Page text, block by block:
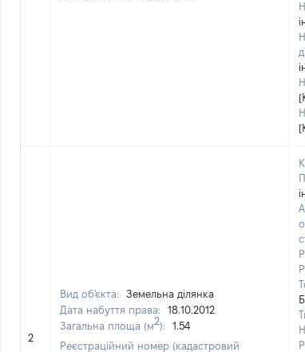
2
Вид об'єкта:
Земельна ділянка
Дата набуття права:
18.10.2012
Загальна площа (м2):
1.54
Реєстраційний номер (кадастровий